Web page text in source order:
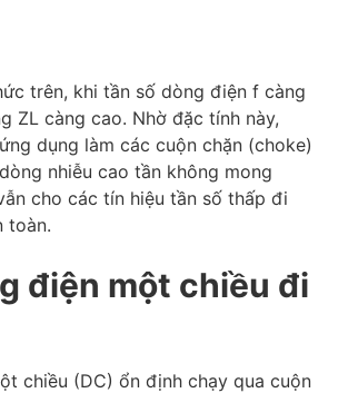
trên, khi tần số dòng điện f càng
ZL càng cao. Nhờ đặc tính này,
dụng làm các cuộn chặn (choke)
nhiễu cao tần không mong
cho các tín hiệu tần số thấp đi
toàn.
điện một chiều đi
chiều (DC) ổn định chạy qua cuộn